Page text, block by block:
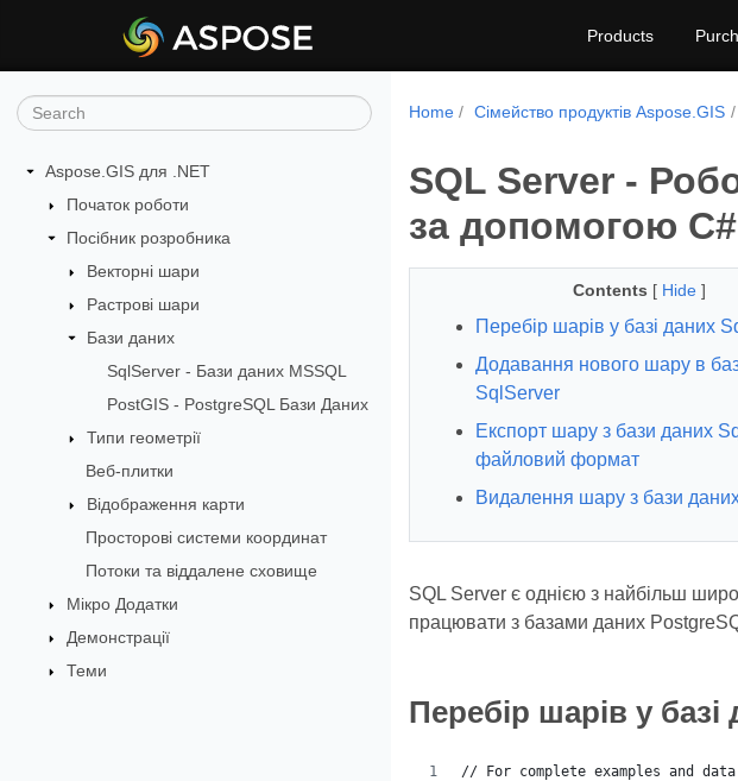
Products
Aspose.GIS для .NET
Початок роботи
Посібник розробника
Векторні шари
Растрові шари
Бази даних
SqlServer - Бази даних MSSQL
PostGIS - PostgreSQL Бази Даних
Типи геометрії
Веб-плитки
Відображення карти
Просторові системи координат
Потоки та віддалене сховище
Мікро Додатки
Демонстрації
Теми
Home Сімейство продуктів Aspose.GIS
SQL Server -
за допомогою C#
Contents [ Hide ]
Перебір шарів у базі даних
Додавання нового шару в
SqlServer
Експорт шару з бази даних
файловий формат
Видалення шару з бази
SQL Server є однією з найбільш
працювати з базами даних
Перебір шарів у
// For complete examples and